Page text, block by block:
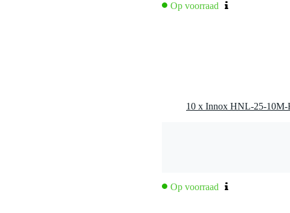
Op voorraad
Op voorraad